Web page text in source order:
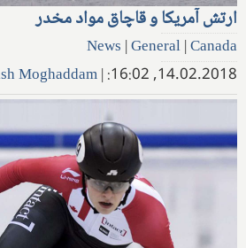
ارتش آمریکا و قاچاق مواد مخدر
News |General|Canada
14.02.2018, 16:02:
|
Moghaddam